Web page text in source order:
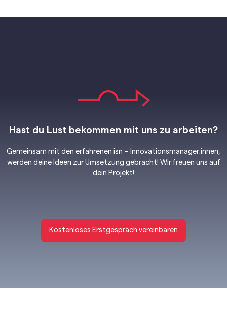
Hast du Lust bekommen mit uns zu arbeiten?
Gemeinsam mit den erfahrenen isn – Innovationsmanager:innen,
werden deine Ideen zur Umsetzung gebracht! Wir freuen uns auf
dein Projekt!
Kostenloses Erstgespräch vereinbaren